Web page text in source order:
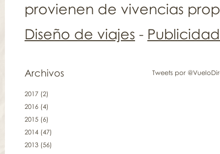
provienen de vivencias
Diseño de viajes -
Archivos
2017 (2)
2016 (4)
2015 (6)
2014 (47)
2013 (56)
Tweets por